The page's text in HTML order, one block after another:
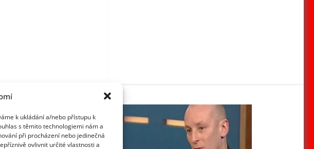
k ukládání a/nebo přístupu k
s těmito technologiemi nám a
při procházení nebo jedinečná
ovlivnit určité vlastnosti a